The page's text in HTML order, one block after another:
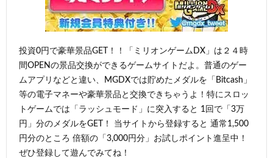
投資0円で豪華景品GET！！「ミリオンゲームDX」は２４時
間OPENの景品交換ができるゲームサイトだよ。普通のゲー
ムアプリなどと違い、MGDXでは貯めたメダルを「Bitcash」
等の電子マネーや豪華景品と交換できちゃうよ！特にスロッ
トゲームでは「ラッシュモード」に突入すると 1回で「3万
円」分のメダルをGET！ 当サイトから登録すると 通常1,500
円分のところ 倍額の「3,000円分」お試しポイント進呈中！
ぜひ登録して遊んでみてね！